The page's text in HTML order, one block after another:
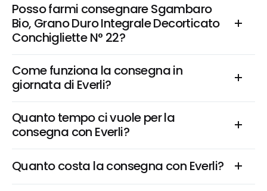
Posso farmi consegnare Sgambaro
Bio, Grano Duro Integrale Decorticato
Conchigliette N° 22?
Come funziona la consegna in
giornata di Everli?
Quanto tempo ci vuole per la
consegna con Everli?
Quanto costa la consegna con Everli?